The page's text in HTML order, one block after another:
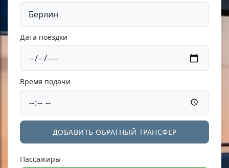
Дата поездки
Время подачи
ДОБАВИТЬ ОБРАТНЫЙ ТРАНСФЕР
Пассажиры